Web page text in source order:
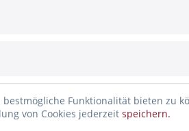
die du bei Bedarf auch aus der
Funktionalität bieten zu
von Cookies jederzeit speichern.